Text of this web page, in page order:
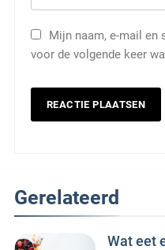
Mijn naam, e-mail en
voor de volgende keer
Gerelateerd
Wat eet